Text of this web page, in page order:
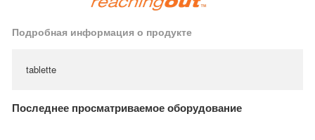
Подробная информация о продукте
tablette
Последнее просматриваемое оборудование